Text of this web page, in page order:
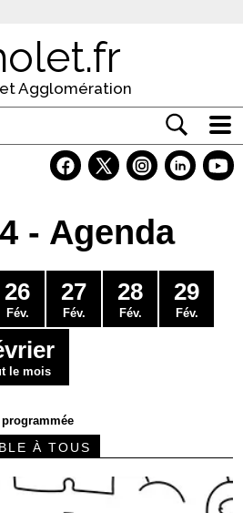
Agglomération
- Agenda
26
Fév.
27
Fév.
28
Fév.
29
Fév.
le mois
À TOUS